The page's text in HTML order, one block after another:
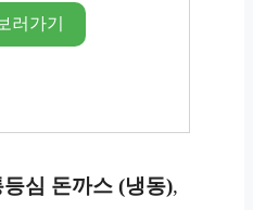
러가기
심 돈까스 (냉동),